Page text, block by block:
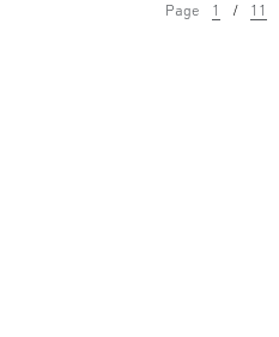
Page 1 11